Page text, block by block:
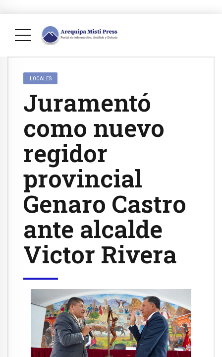
LOCALES
Juramentó
como nuevo
regidor
provincial
Genaro Castro
ante alcalde
Victor Rivera